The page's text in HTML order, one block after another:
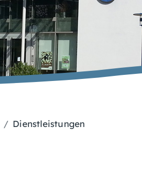
Dienstleistungen